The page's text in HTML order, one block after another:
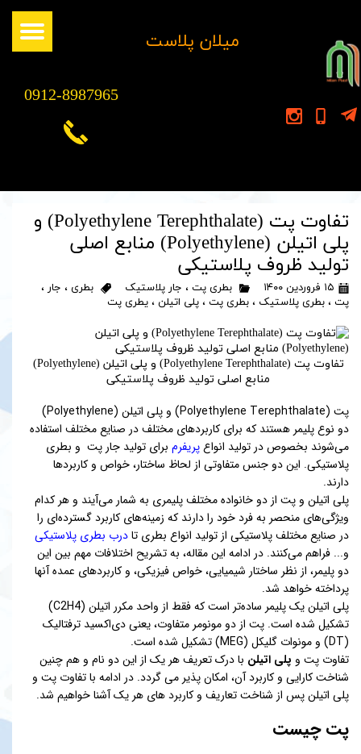
​میلان پلاست
0912-8987965
تفاوت پت (Polyethylene Terephthalate) و
پلی اتیلن (Polyethylene) منابع اصلی
تولید ظروف پلاستیکی
۱۵ فروردین ۱۴۰۰ بطری پت ، جار پلاستیک بطری ، جار ،
پت ، بطری پلاستیک ، بطری پت ، پلی اتیلن ، یطری پت
تفاوت پت (Polyethylene Terephthalate) و پلی اتیلن (Polyethylene)
منابع اصلی تولید ظروف پلاستیکی
پت (Polyethylene Terephthalate) و پلی اتیلن (Polyethylene)
دو نوع پلیمر هستند که برای کاربردهای مختلف در صنایع مختلف استفاده
می‌شوند بخصوص در تولید انواعپریفرم برای تولید جار پت و بطری
پلاستیکی. این دو جنس متفاوتی از لحاظ ساختار، خواص و کاربردها
دارند.
پلی اتیلن و پت از دو خانواده مختلف پلیمری به شمار می‌آیند و هر کدام
ویژگی‌های منحصر به فرد خود را دارند که زمینه‌های کاربرد گسترده‌ای را
در صنایع مختلف پلاستیکی از تولید انواع بطری تادرب بطری پلاستیکی
و... فراهم می‌کنند. در ادامه این مقاله، به تشریح اختلافات مهم بین این
دو پلیمر، از نظر ساختار شیمیایی، خواص فیزیکی، و کاربردهای عمده آنها
پرداخته خواهد شد.
پلی اتیلن یک پلیمر ساده‌تر است که فقط از واحد مکرر اتیلن (C2H4)
تشکیل شده است. پت از دو مونومر متفاوت، یعنی دی‌اکسید ترفتالیک
(DT) و مونوات گلیکل (MEG) تشکیل شده است.
تفاوت پت و پلی اتیلن با درک تعریف هر یک از این دو نام و هم چنین
شناخت کارایی و کاربرد آن، امکان پذیر می گردد. در ادامه با تفاوت پت و
پلی اتیلن پس از شناخت تعاریف و کاربرد های هر یک آشنا خواهیم شد.
پت چیست